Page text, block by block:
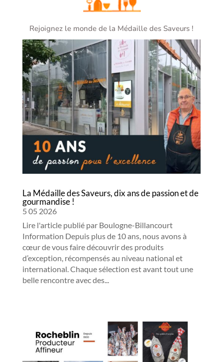
Rejoignez le monde de la Médaille des Saveurs !
La Médaille des Saveurs, dix ans de passion et de
gourmandise !
5 05 2026
Lire l'article publié par Boulogne-Billancourt
Information Depuis plus de 10 ans, nous avons à
cœur de vous faire découvrir des produits
d’exception, récompensés au niveau national et
international. Chaque sélection est avant tout une
belle rencontre avec des...